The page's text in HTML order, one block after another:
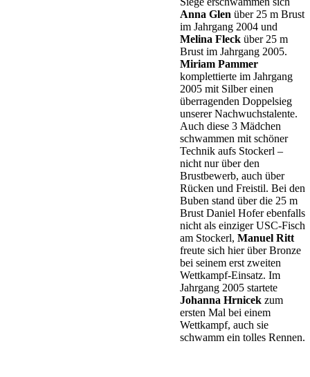
Anna Glen über 25 m Brust
im Jahrgang 2004 und
Melina Fleck über 25 m
Brust im Jahrgang 2005.
Miriam Pammer
komplettierte im Jahrgang
2005 mit Silber einen
überragenden Doppelsieg
unserer Nachwuchstalente.
Auch diese 3 Mädchen
schwammen mit schöner
Technik aufs Stockerl –
nicht nur über den
Brustbewerb, auch über
Rücken und Freistil. Bei den
Buben stand über die 25 m
Brust Daniel Hofer ebenfalls
nicht als einziger USC-Fisch
am Stockerl, Manuel Ritt
freute sich hier über Bronze
bei seinem erst zweiten
Wettkampf-Einsatz. Im
Jahrgang 2005 startete
Johanna Hrnicek zum
ersten Mal bei einem
Wettkampf, auch sie
schwamm ein tolles Rennen.